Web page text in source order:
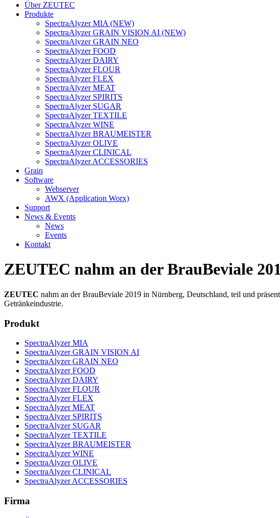
Über ZEUTEC
Produkte
SpectraAlyzer MIA (NEW)
SpectraAlyzer GRAIN VISION AI (NEW)
SpectraAlyzer GRAIN NEO
SpectraAlyzer FOOD
SpectraAlyzer DAIRY
SpectraAlyzer FLOUR
SpectraAlyzer FLEX
SpectraAlyzer MEAT
SpectraAlyzer SPIRITS
SpectraAlyzer SUGAR
SpectraAlyzer TEXTILE
SpectraAlyzer WINE
SpectraAlyzer BRAUMEISTER
SpectraAlyzer OLIVE
SpectraAlyzer CLINICAL
SpectraAlyzer ACCESSORIES
Grain
Software
Webserver
AWX (Application Worx)
Support
News & Events
News
Events
Kontakt
ZEUTEC nahm an der BrauBeviale
ZEUTEC nahm an der BrauBeviale 2019 in Nürnberg, Deutschland, teil und
Getränkeindustrie.
Produkt
SpectraAlyzer MIA
SpectraAlyzer GRAIN VISION AI
SpectraAlyzer GRAIN NEO
SpectraAlyzer FOOD
SpectraAlyzer DAIRY
SpectraAlyzer FLOUR
SpectraAlyzer FLEX
SpectraAlyzer MEAT
SpectraAlyzer SPIRITS
SpectraAlyzer SUGAR
SpectraAlyzer TEXTILE
SpectraAlyzer BRAUMEISTER
SpectraAlyzer WINE
SpectraAlyzer OLIVE
SpectraAlyzer CLINICAL
SpectraAlyzer ACCESSORIES
Firma